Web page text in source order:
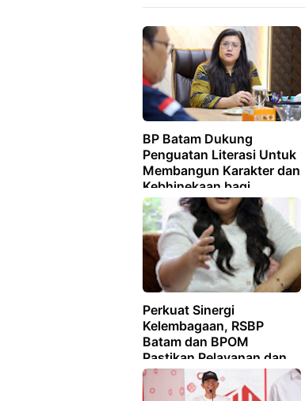
BP Batam Dukung
Penguatan Literasi Untuk
Membangun Karakter dan
Kebhinekaan bagi
Generasi Masa Depan
Perkuat Sinergi
Kelembagaan, RSBP
Batam dan BPOM
Pastikan Pelayanan dan
Ketersediaan Obat Aman